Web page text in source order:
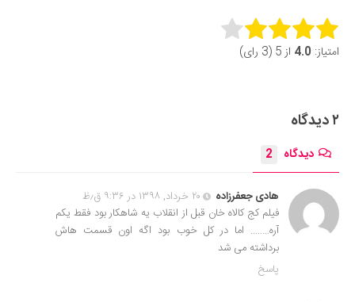
Rate this item:
امتیاز: 4.0 از 5 (3 رای)
۲ دیدگاه
دیدگاه 2
هادی جعفرزاده
۲۰ خرداد, ۱۳۹۸ در ۹:۳۶ ق٫ظ
فیلم کج کالاه خان قبل از انقلاب یه شاهکار بود فقط یکم
آره…….. اما در کل خوب بود اگه اون قسمت هاش
برداشته می شد
پاسخ